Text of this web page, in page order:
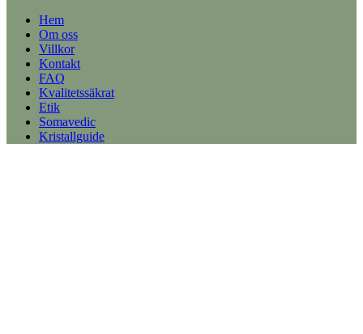
Hem
Om oss
Villkor
Kontakt
FAQ
Kvalitetssäkrat
Etik
Somavedic
Kristallguide